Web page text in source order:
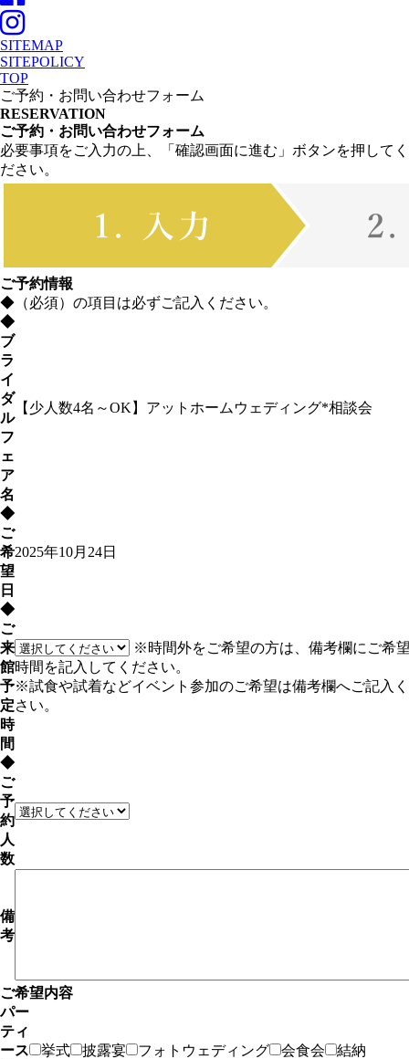
SITEMAP
SITEPOLICY
TOP
ご予約・お問い合わせフォーム
RESERVATION
ご予約・お問い合わせフォーム
必要事項をご入力の上、「確認画面に進む」ボタンを押してく
ださい。
ご予約情報
◆ （必須）の項目は必ずご記入ください。
◆
ブ
ラ
イ
ダ
ル
フ
ェ
ア
名
【少人数4名～OK】アットホームウェディング*相談会
◆
ご
希
望
日
2025年10月24日
◆
ご
来
館
予
定
時
間
※時間外をご希望の方は、備考欄にご希
時間を記入してください。
※試食や試着などイベント参加のご希望は備考欄へご記入
さい。
◆
ご
予
約
人
数
備
考
ご希望内容
パー
ティ
ース
挙式 披露宴 フォトウェディング 会食会 結納